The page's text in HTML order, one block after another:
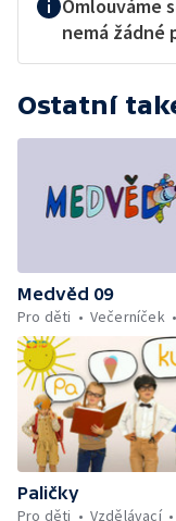
Omlouváme
nemá žádné
Ostatní
Medvěd 09
Pro děti
Večerníček
Paličky
Pro děti
Vzdělávací